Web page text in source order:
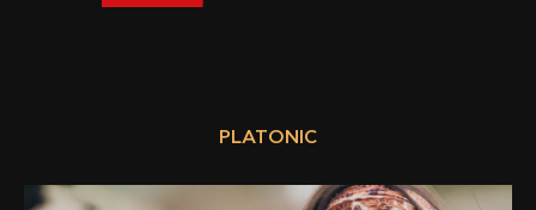
PLATONIC